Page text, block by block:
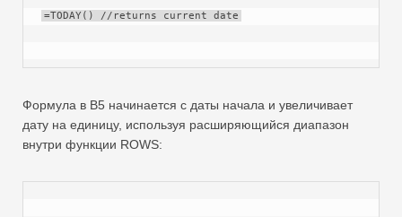
=TODAY() //returns current date
Формула в B5 начинается с даты начала и увеличивает
дату на единицу, используя расширяющийся диапазон
внутри функции ROWS: